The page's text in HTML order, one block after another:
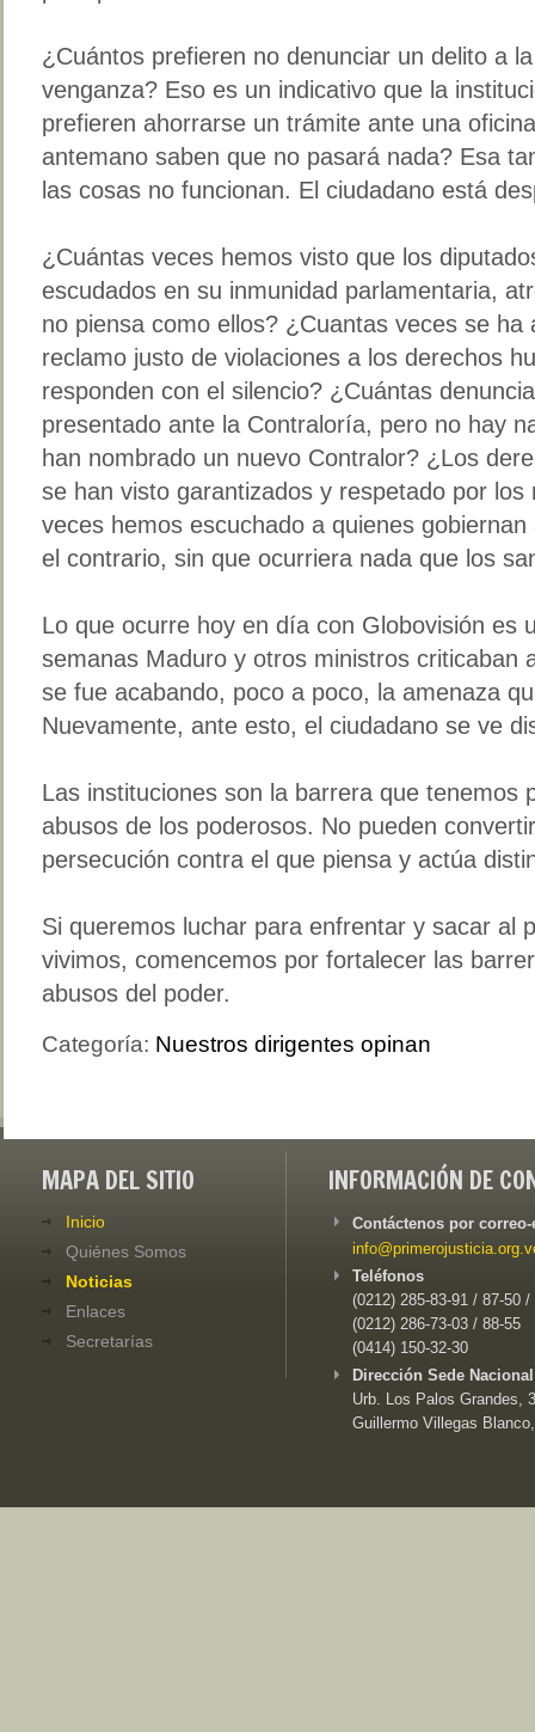
¿Cuántos prefieren no denunciar un delito a
venganza? Eso es un indicativo que la
prefieren ahorrarse un trámite ante una
antemano saben que no pasará nada? Esa
las cosas no funcionan. El ciudadano está
¿Cuántas veces hemos visto que los
escudados en su inmunidad parlamentaria,
no piensa como ellos? ¿Cuantas veces se ha
reclamo justo de violaciones a los derechos
responden con el silencio? ¿Cuántas
presentado ante la Contraloría, pero no hay
han nombrado un nuevo Contralor? ¿Los
se han visto garantizados y respetado por
veces hemos escuchado a quienes
el contrario, sin que ocurriera nada que los
Lo que ocurre hoy en día con Globovisión es
semanas Maduro y otros ministros criticaban
se fue acabando, poco a poco, la amenaza
Nuevamente, ante esto, el ciudadano se ve
Las instituciones son la barrera que tenemos
abusos de los poderosos. No pueden
persecución contra el que piensa y actúa
Si queremos luchar para enfrentar y sacar al
vivimos, comencemos por fortalecer las
abusos del poder.
Categoría: Nuestros dirigentes opinan
MAPA DEL SITIO
Inicio
Quiénes Somos
Noticias
Enlaces
Secretarías
INFORMACIÓN DE
Contáctenos por
Teléfonos
(0212) 285-83-91 / 87-50 /
(0212) 286-73-03 / 88-55
(0414) 150-32-30
Dirección Sede
Urb. Los Palos Grandes,
Guillermo Villegas